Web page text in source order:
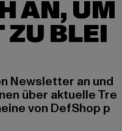
AN, UM
BLEI
Newsletter an und
über aktuelle Tre
von DefShop p